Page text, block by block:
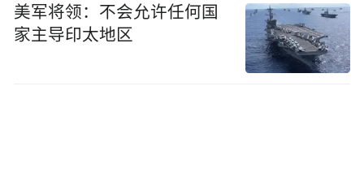
美军将领：不会允许任何国
家主导印太地区